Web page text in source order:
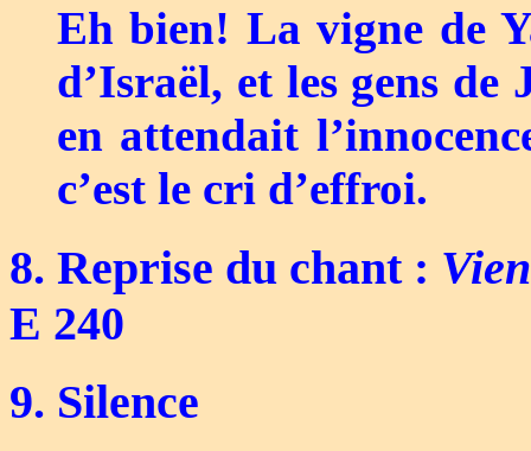
Eh bien! La vigne de
d’Israël, et les gens
en attendait
c’est le cri d’effroi.
8. Reprise du chant :
E 240
9. Silence